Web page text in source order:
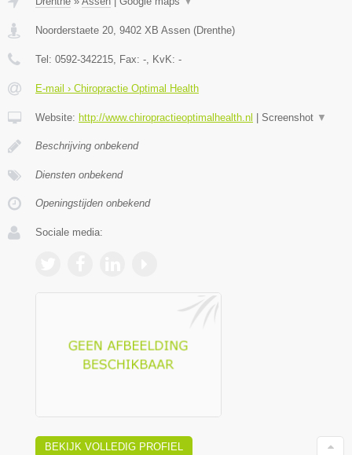
Noorderstaete 20 9402 XB Assen (Drenthe)
Tel: 0592-342215 , Fax: - , KvK: -
E-mail › Chiropractie Optimal Health
Website: http://www.chiropractieoptimalhealth.nl Screenshot ▼
Beschrijving onbekend
Diensten onbekend
Openingstijden onbekend
Sociale media:
BEKIJK VOLLEDIG PROFIEL